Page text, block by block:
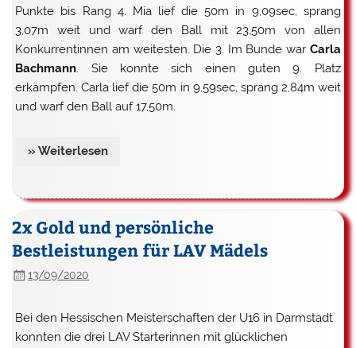
Punkte bis Rang 4. Mia lief die 50m in 9,09sec, sprang
3,07m weit und warf den Ball mit 23,50m von allen
Konkurrentinnen am weitesten. Die 3. Im Bunde war Carla
Bachmann. Sie konnte sich einen guten 9. Platz
erkämpfen. Carla lief die 50m in 9,59sec, sprang 2,84m weit
und warf den Ball auf 17,50m.
» Weiterlesen
2x Gold und persönliche
Bestleistungen für LAV Mädels
13/09/2020
Bei den Hessischen Meisterschaften der U16 in Darmstadt
konnten die drei LAV Starterinnen mit glücklichen